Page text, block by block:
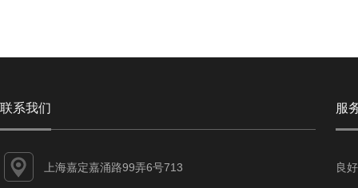
联系我们
上海嘉定嘉涌路99弄6号713
服
良